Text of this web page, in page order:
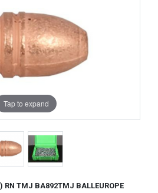
Tap to expand
TMJ BA892TMJ BALLEUROPE